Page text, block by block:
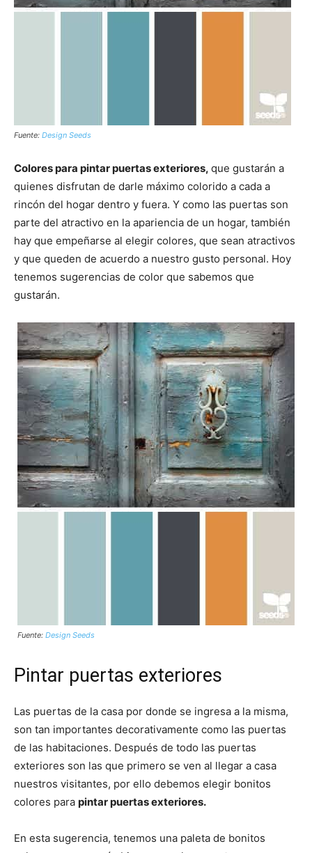
Fuente: Design Seeds
Colores para pintar puertas exteriores, que gustarán a
quienes disfrutan de darle máximo colorido a cada a
rincón del hogar dentro y fuera. Y como las puertas son
parte del atractivo en la apariencia de un hogar, también
hay que empeñarse al elegir colores, que sean atractivos
y que queden de acuerdo a nuestro gusto personal. Hoy
tenemos sugerencias de color que sabemos que
gustarán.
Fuente: Design Seeds
Pintar puertas exteriores
Las puertas de la casa por donde se ingresa a la misma,
son tan importantes decorativamente como las puertas
de las habitaciones. Después de todo las puertas
exteriores son las que primero se ven al llegar a casa
nuestros visitantes, por ello debemos elegir bonitos
colores para pintar puertas exteriores.
En esta sugerencia, tenemos una paleta de bonitos